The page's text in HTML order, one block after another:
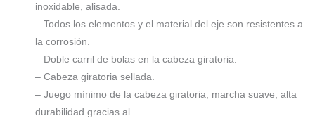
inoxidable, alisada.
– Todos los elementos y el material del eje son resistentes a
la corrosión.
– Doble carril de bolas en la cabeza giratoria.
– Cabeza giratoria sellada.
– Juego mínimo de la cabeza giratoria, marcha suave, alta
durabilidad gracias al